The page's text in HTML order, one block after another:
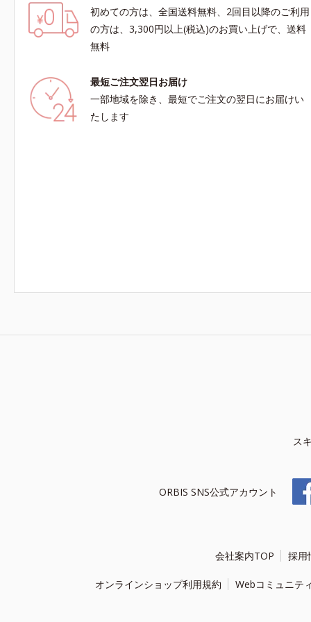
初めての方は、全国送料無料、2回目以降のご利用
の方は、3,300円以上(税込)のお買い上げで、送料
無料
最短ご注文翌日お届け
一部地域を除き、最短でご注文の翌日にお届けい
たします
ス
ORBIS SNS公式アカウント
会社案内TOP 採用
オンラインショップ利用規約 Webコミュニテ